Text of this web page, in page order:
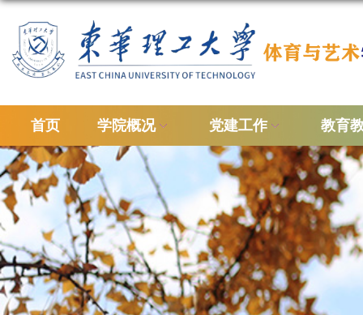
首页 学院概况 党建工作 教育